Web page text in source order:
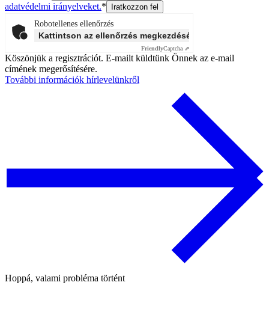
adatvédelmi irányelveket.*
Robotellenes ellenőrzés
Kattintson az ellenőrzés megkezdéséhez
FriendlyCaptcha ⇗
Köszönjük a regisztrációt. E-mailt küldtünk Önnek az e-mail
címének megerősítésére.
További információk hírlevelünkről
Hoppá, valami probléma történt